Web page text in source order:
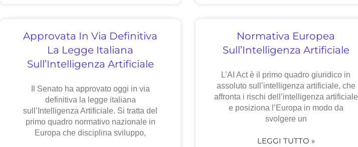
Approvata In Via Definitiva
La Legge Italiana
Sull’Intelligenza Artificiale
Il Senato ha approvato oggi in via
definitiva la legge italiana
sull’Intelligenza Artificiale. Si tratta del
primo quadro normativo nazionale in
Europa che disciplina sviluppo,
Normativa Europea
Sull’Intelligenza Artificiale
L’AI Act è il primo quadro giuridico in
assoluto sull’intelligenza artificiale, che
affronta i rischi dell’intelligenza artificiale
e posiziona l’Europa in modo da
svolgere un
LEGGI TUTTO »